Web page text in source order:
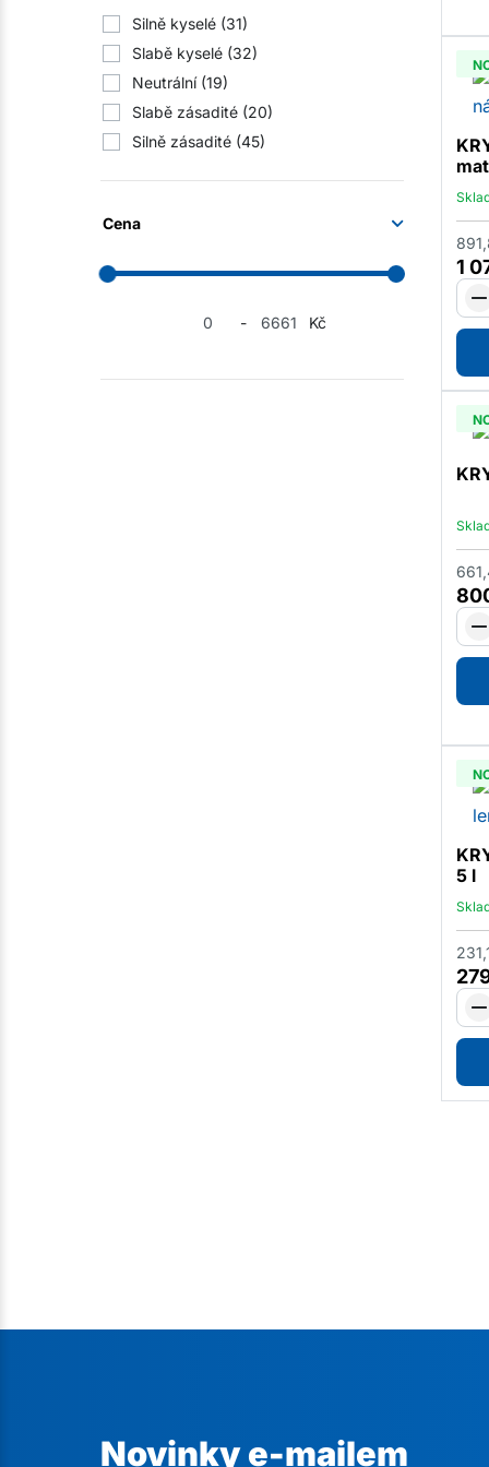
chrom (7)
Silně kyselé (31)
Slabě kyselé (32)
Neutrální (19)
Slabě zásadité (20)
Silně zásadité (45)
Cena
- Kč
1
5 l
Novinky e-mailem